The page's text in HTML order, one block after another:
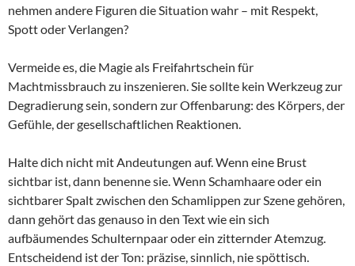
nehmen andere Figuren die Situation wahr – mit Respekt,
Spott oder Verlangen?
Vermeide es, die Magie als Freifahrtschein für
Machtmissbrauch zu inszenieren. Sie sollte kein Werkzeug zur
Degradierung sein, sondern zur Offenbarung: des Körpers, der
Gefühle, der gesellschaftlichen Reaktionen.
Halte dich nicht mit Andeutungen auf. Wenn eine Brust
sichtbar ist, dann benenne sie. Wenn Schamhaare oder ein
sichtbarer Spalt zwischen den Schamlippen zur Szene gehören,
dann gehört das genauso in den Text wie ein sich
aufbäumendes Schulternpaar oder ein zitternder Atemzug.
Entscheidend ist der Ton: präzise, sinnlich, nie spöttisch.